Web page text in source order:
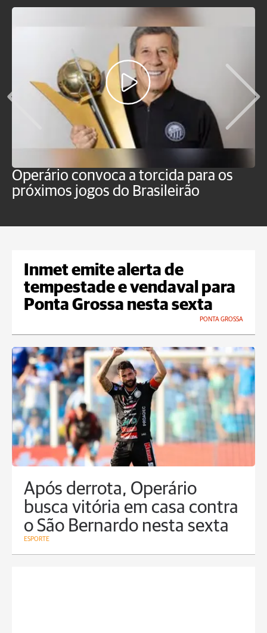
Operário convoca a torcida para os
próximos jogos do Brasileirão
Inmet emite alerta de
tempestade e vendaval para
Ponta Grossa nesta sexta
PONTA GROSSA
Após derrota, Operário
busca vitória em casa contra
o São Bernardo nesta sexta
ESPORTE